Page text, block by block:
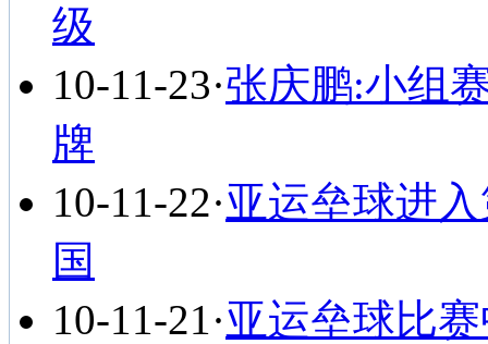
级
10-11-23·张庆鹏:小组
牌
10-11-22·亚运垒球进
国
10-11-21·亚运垒球比